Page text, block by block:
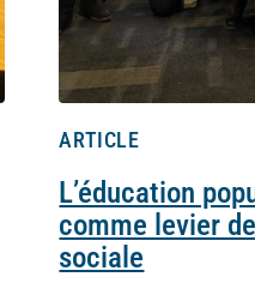
ARTICLE
L’éducation
comme levier
sociale